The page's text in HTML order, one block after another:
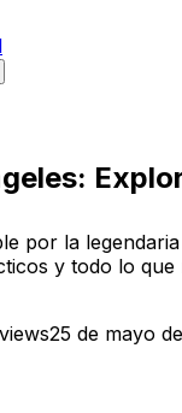
por la
y todo lo
views25 de mayo